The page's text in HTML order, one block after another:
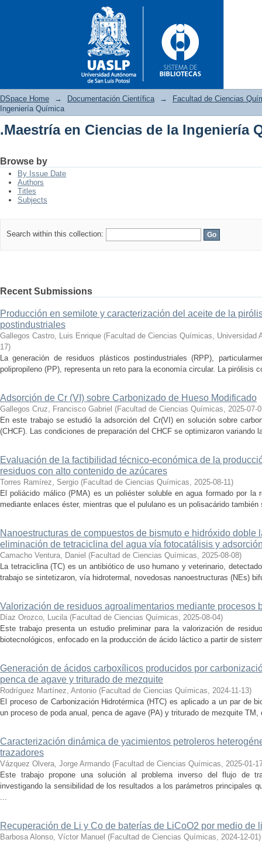
.Maestría en Ciencias de la
DSpace Home → Documentación Científica →
Facultad de Ciencias
Ingeniería Química
.Maestría en Ciencias de la Ingeniería
Browse by
By Issue Date
Authors
Titles
Subjects
Search within this collection:
Recent Submissions
Producción en semilote y caracterización del aceite de la
postindustriales
Gallegos Castro, Luis Enrique (Facultad de Ciencias Químicas, Universidad
17)
La generación de residuos plásticos postindustriales (RPP),
polipropileno (PP), representa un reto para la economía circular. La pirólisis
Adsorción de Cr (VI) sobre Carbonizado de Hueso Modificado
Gallegos Cruz, Francisco Gabriel (Facultad de Ciencias Químicas, 2025-07-
En este trabajo se estudió la adsorción del Cr(VI) en solución sobre
(CHCF). Las condiciones de preparación del CHCF se optimizaron variando
Evaluación de la factibilidad técnico-económica de la
residuos con alto contenido de azúcares
Torres Ramírez, Sergio (Facultad de Ciencias Químicas, 2025-08-11)
El poliácido málico (PMA) es un poliéster soluble en agua formado por la
mediante enlaces éster, mientras que el pululano es un polisacárido
Nanoestructuras de compuestos de bismuto e hidróxido doble
eliminación de tetraciclina del agua vía fotocatálisis y
Camacho Ventura, Daniel (Facultad de Ciencias Químicas, 2025-08-08)
La tetraciclina (TC) es un antibiótico de uso humano y veterinario,
trabajo se sintetizaron, vía hidrotermal, novedosas nanoestructuras (NEs)
Valorización de residuos agroalimentarios mediante procesos
Díaz Orozco, Lucila (Facultad de Ciencias Químicas, 2025-08-04)
Este trabajo presenta un estudio preliminar para la valorización de
biotecnológicos, enfocado en la producción de ácido láctico a partir de
Generación de ácidos carboxílicos producidos por
penca de agave y triturado de mezquite
Rodríguez Martínez, Antonio (Facultad de Ciencias Químicas, 2024-11-13)
El proceso de Carbonización Hidrotérmica (HTC) es aplicado a un par de
un proceso de poda anual, penca de agave (PA) y triturado de mezquite
Caracterización dinámica de yacimientos petroleros
trazadores
Vázquez Olvera, Jorge Armando (Facultad de Ciencias Químicas, 2025-01-
Este trabajo propone una solución al problema inverso del flujo de
investigando la sensibilidad de los resultados a los parámetros principales
...
Recuperación de Li y Co de baterías de LiCoO2 por medio de
Barbosa Alonso, Víctor Manuel (Facultad de Ciencias Químicas, 2024-12-01)